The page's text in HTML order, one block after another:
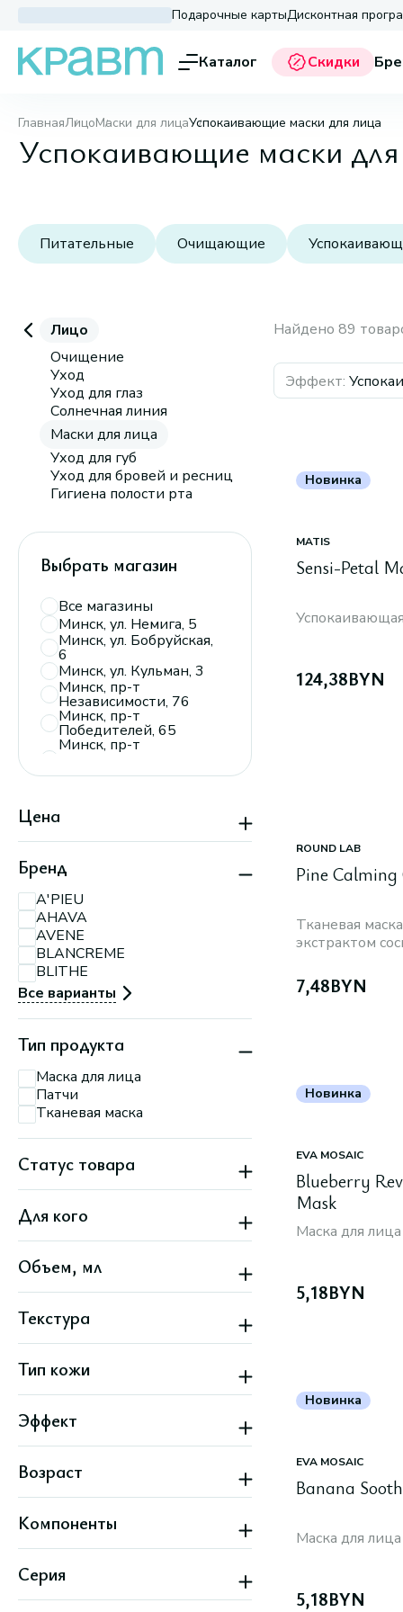
Подарочные картыДисконтная
Каталог Скидки
ГлавнаяЛицоМаски для лицаУспокаивающие маски для лица
Успокаивающие маски
Питательные Очищающие
Лицо
Очищение
Уход
Уход для глаз
Солнечная линия
Маски для лица
Уход для губ
Уход для бровей и ресниц
Гигиена полости рта
Выбрать магазин
Все магазины
Минск, ул. Немига, 5
Минск, ул. Бобруйская,
6
Минск, ул. Кульман, 3
Минск, пр-т
Независимости, 76
Минск, пр-т
Победителей, 65
Минск, пр-т
пав. 110
пересечение ул.
МКАД
Партизанский, 150А
Партизанский, 79
Минск, ул.
П.Мстиславца, 11
Минск, ул. Притыцкого,
156
Минск, ул. Тимирязева,
74 А
Цена
Бренд
A'PIEU
AHAVA
AVENE
BLANCREME
BLITHE
Все варианты
Тип продукта
Маска для лица
Патчи
Тканевая маска
Статус товара
Новинка
Скидка
Для кого
Женский
Унисекс
Объем, мл
Текстура
Гелевая
Кремовая
Тип кожи
Все типы кожи
Жирная
Зрелая
Нормальная
Все варианты
Эффект
Антивозрастной
Антиоксидантный
Восстановление
Детокс
Все варианты
Возраст
14+
20+
Компоненты
LHA-кислоты
Авокадо
Аденозин
Серия
1025 Dokdo (Round Lab)
Найдено 89
Эффект:
Новинка
MATIS
Sensi-Petal
124,38BYN
ROUND LAB
Pine
Тканевая
экстрактом
7,48BYN
Новинка
EVA MOSAIC
Blueberry
Mask
Маска для
5,18BYN
Новинка
EVA MOSAIC
Banana
Маска для
5,18BYN